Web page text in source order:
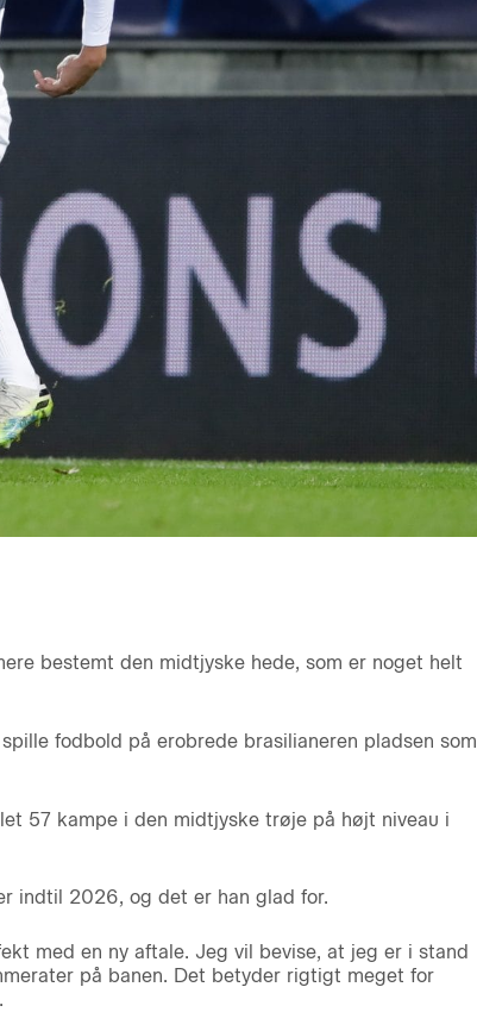
bestemt den midtjyske hede, som er noget helt
fodbold på erobrede brasilianeren pladsen som
57 kampe i den midtjyske trøje på højt niveau i
indtil 2026, og det er han glad for.
med en ny aftale. Jeg vil bevise, at jeg er i stand
på banen. Det betyder rigtigt meget for